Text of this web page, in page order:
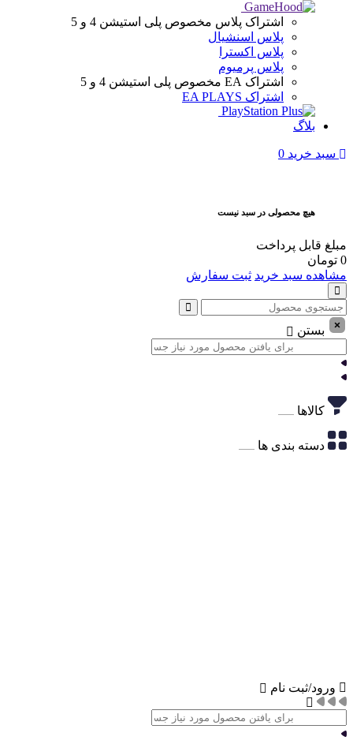
اشتراک پلاس مخصوص پلی استیشن 4 و 5
پلاس اسنشیال
پلاس اکسترا
پلاس پرمیوم
اشتراک EA
مخصوص پلی استیشن 4 و 5
اشتراک EA PLAYS
بلاگ
سبد خرید 0
هیچ محصولی در سبد نیست
مبلغ قابل پرداخت
0 تومان
مشاهده سبد خرید ثبت سفارش
بستن
کالاها
دسته بندی ها
ورود/ثبت نام